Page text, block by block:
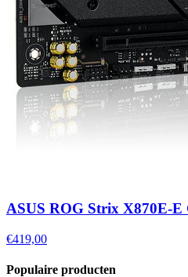
ASUS ROG Strix X870E-
€419,00
Populaire producten